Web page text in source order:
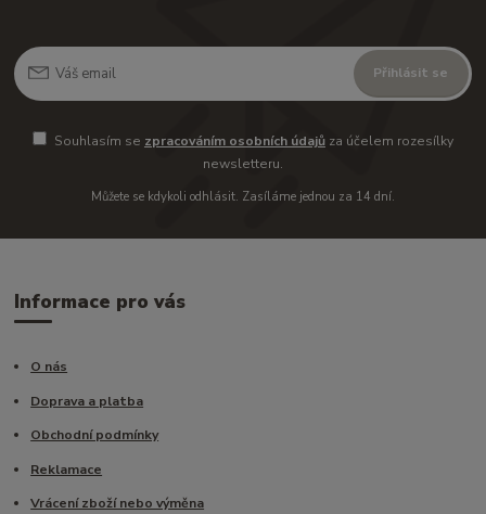
Přihlásit se
Souhlasím se zpracováním osobních údajůza účelem rozesílky
newsletteru.
Můžete se kdykoli odhlásit. Zasíláme jednou za 14 dní.
Informace pro vás
O nás
Doprava a platba
Obchodní podmínky
Reklamace
Vrácení zboží nebo výměna